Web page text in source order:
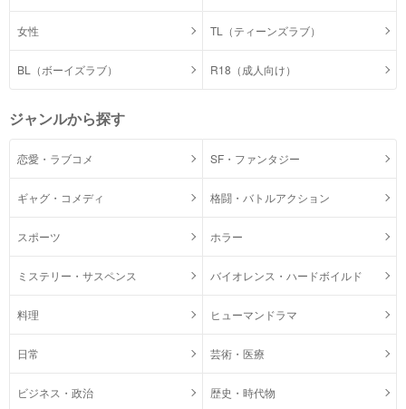
女性 TL（ティーンズラブ）
BL（ボーイズラブ） R18（成人向け）
ジャンルから探す
恋愛・ラブコメ SF・ファンタジー
ギャグ・コメディ 格闘・バトルアクション
スポーツ ホラー
ミステリー・サスペンス バイオレンス・ハードボイルド
料理 ヒューマンドラマ
日常 芸術・医療
ビジネス・政治 歴史・時代物